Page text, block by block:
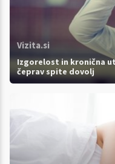
Vizita.si
Izgorelost in kronična
čeprav spite dovolj